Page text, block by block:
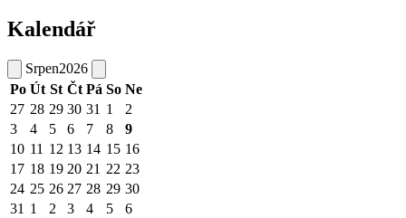
Kalendář
Srpen2026
Po Út St Čt Pá So Ne
27 28 29 30 31 1
2
3
4 5 6 7 8
9
10 11 12 13 14 15 16
17 18 19 20 21 22 23
24 25 26 27 28 29 30
31 1 2 3 4 5 6